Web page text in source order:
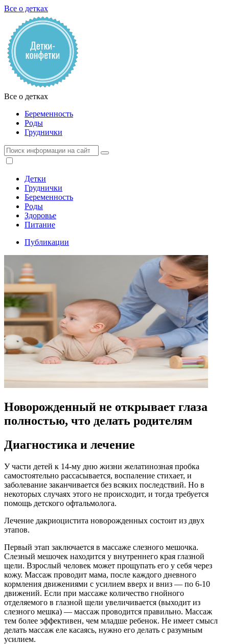
Все о детках
Все о детках
Беременность
Роды
Груднички
Детки
Груднички
Беременность
Роды
Здоровье
Питание
Публикации
Новорожденный не открывает глаза
полностью, что делать родителям
Диагностика и лечение
У части детей к 14-му дню жизни желатинозная пробка
самостоятельно рассасывается, воспаление стихает, и
заболевание заканчивается без всяких последствий. Но в
некоторых случаях этого не происходит, и тогда требуется
помощь детского офтальмолога.
Лечение дакриоцистита новорожденных состоит из двух
этапов.
Первый этап заключается в массаже слезного мешочка.
Слезный мешочек находится у внутреннего края глазной
щели. Взрослый человек может прощупать его у себя через
кожу. Массаж проводит мама, после каждого дневного
кормления движениями с усилием вверх и вниз — по 6-10
движений. Если при массаже количество гнойного
отделяемого в глазной щели увеличивается (выходит из
слезного мешка) — массаж проводится правильно. Массаж
тем более эффективен, чем младше ребенок. Не имеет смысл
делать массаж еле касаясь, нужно его делать с разумным
усилием.